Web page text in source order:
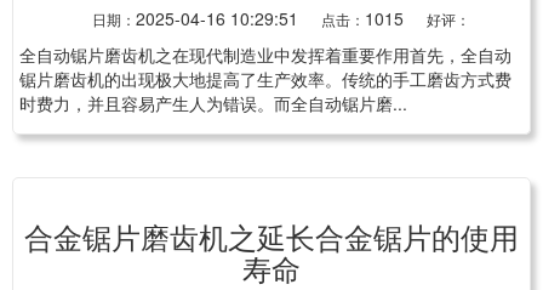
日期： 2025-04-16 10:29:51 点击： 1015 好评：
全自动锯片磨齿机之在现代制造业中发挥着重要作用首先，全自动
锯片磨齿机的出现极大地提高了生产效率。传统的手工磨齿方式费
时费力，并且容易产生人为错误。而全自动锯片磨...
合金锯片磨齿机之延长合金锯片的使用
寿命